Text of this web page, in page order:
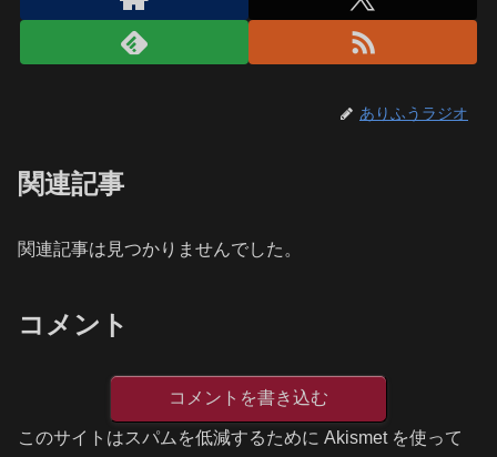
ありふうラジオ
関連記事
関連記事は見つかりませんでした。
コメント
コメントを書き込む
このサイトはスパムを低減するために Akismet を使って